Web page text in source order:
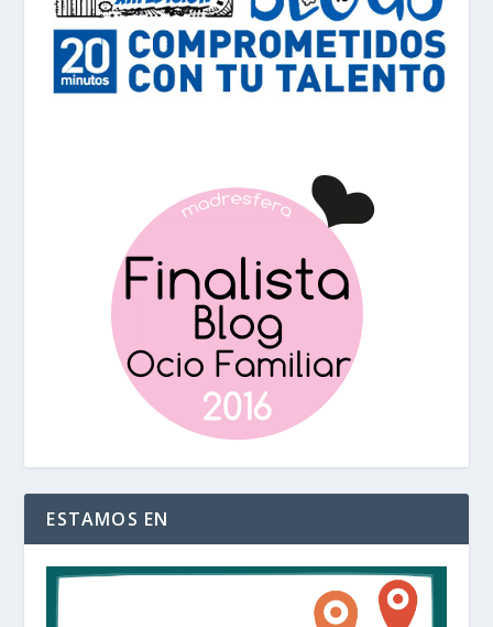
ESTAMOS EN